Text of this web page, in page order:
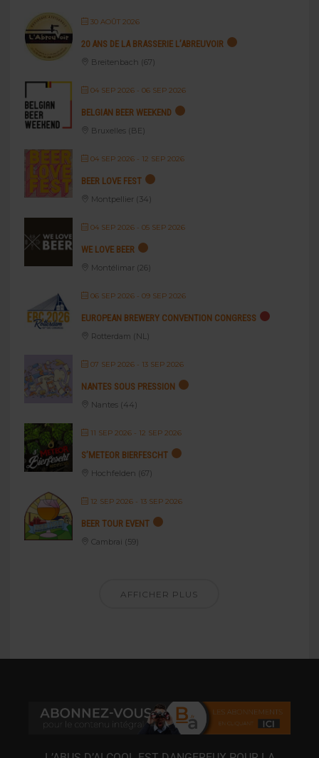
30 AOÛT 2026
20 ANS DE LA BRASSERIE L’ABREUVOIR
Breitenbach (67)
04 SEP 2026- 06 SEP 2026
BELGIAN BEER WEEKEND
Bruxelles (BE)
04 SEP 2026- 12 SEP 2026
BEER LOVE FEST
Montpellier (34)
04 SEP 2026- 05 SEP 2026
WE LOVE BEER
Montélimar (26)
06 SEP 2026- 09 SEP 2026
EUROPEAN BREWERY CONVENTION CONGRESS
Rotterdam (NL)
07 SEP 2026- 13 SEP 2026
NANTES SOUS PRESSION
Nantes (44)
11 SEP 2026- 12 SEP 2026
S’METEOR BIERFESCHT
Hochfelden (67)
12 SEP 2026- 13 SEP 2026
BEER TOUR EVENT
Cambrai (59)
AFFICHER PLUS